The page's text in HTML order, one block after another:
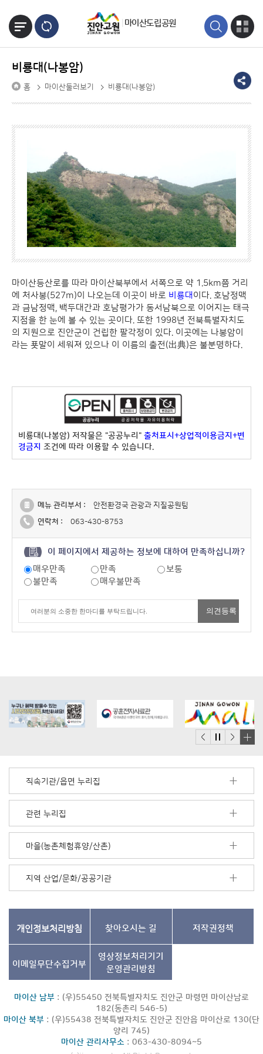
마이산도립공원
비룡대(나봉암)
홈 마이산둘러보기 비룡대(나봉암)
마이산등산로를 따라 마이산북부에서 서쪽으로 약 1.5km쯤 거리
에 처사봉(527m)이 나오는데 이곳이 바로 비룡대 이다. 호남정맥
과 금남정맥, 백두대간과 호남평가가 동서남북으로 이어지는 태극
지점을 한 눈에 볼 수 있는 곳이다. 또한 1998년 전북특별자치도
의 지원으로 진안군이 건립한 팔각정이 있다. 이곳에는 나봉암이
라는 푯말이 세워져 있으나 이 이름의 출전(出典)은 불분명하다.
비룡대(나봉암) 저작물은 "공공누리" 출처표시+상업적이용금지+변
경금지 조건에 따라 이용할 수 있습니다.
메뉴 관리부서 :
안전환경국 관광과 지질공원팀
연락처 :
063-430-8753
이 페이지에서 제공하는 정보에 대하여 만족하십니까?
매우만족
만족
보통
불만족
매우불만족
더
기
직속기관/읍면 누리집
관련 누리집
마을(농촌체험휴양/산촌)
지역 산업/문화/공공기관
개인정보처리방침 찾아오시는 길 저작권정책
이메일무단수집거부
영상정보처리기기
운영관리방침
마이산 남부 : (우)55450 전북특별자치도 진안군 마령면 마이산남로
182(동촌리 546-5)
마이산 북부 : (우)55438 전북특별자치도 진안군 진안읍 마이산로 130(단
양리 745)
마이산 관리사무소 : 063-430-8094~5